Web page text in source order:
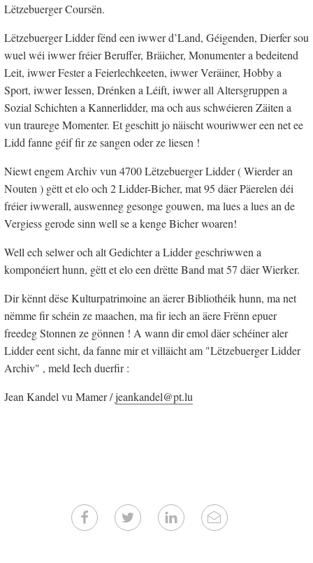
Lëtzebuerger Coursën.
Lëtzebuerger Lidder fënd een iwwer d’Land, Géigenden, Dierfer sou
wuel wéi iwwer fréier Beruffer, Bräicher, Monumenter a bedeitend
Leit, iwwer Fester a Feierlechkeeten, iwwer Veräiner, Hobby a
Sport, iwwer Iessen, Drénken a Léift, iwwer all Altersgruppen a
Sozial Schichten a Kannerlidder, ma och aus schwéieren Zäiten a
vun traurege Momenter. Et geschitt jo näischt wouriwwer een net ee
Lidd fanne géif fir ze sangen oder ze liesen !
Niewt engem Archiv vun 4700 Lëtzebuerger Lidder ( Wierder an
Nouten ) gëtt et elo och 2 Lidder-Bicher, mat 95 däer Päerelen déi
fréier iwwerall, auswenneg gesonge gouwen, ma lues a lues an de
Vergiess gerode sinn well se a kenge Bicher woaren!
Well ech selwer och alt Gedichter a Lidder geschriwwen a
komponéiert hunn, gëtt et elo een drëtte Band mat 57 däer Wierker.
Dir kënnt dëse Kulturpatrimoine an äerer Bibliothéik hunn, ma net
nëmme fir schéin ze maachen, ma fir iech an äere Frënn epuer
freedeg Stonnen ze gönnen ! A wann dir emol däer schéiner aler
Lidder eent sicht, da fanne mir et villäicht am "Lëtzebuerger Lidder
Archiv" , meld Iech duerfir :
Jean Kandel vu Mamer /jeankandel@pt.lu